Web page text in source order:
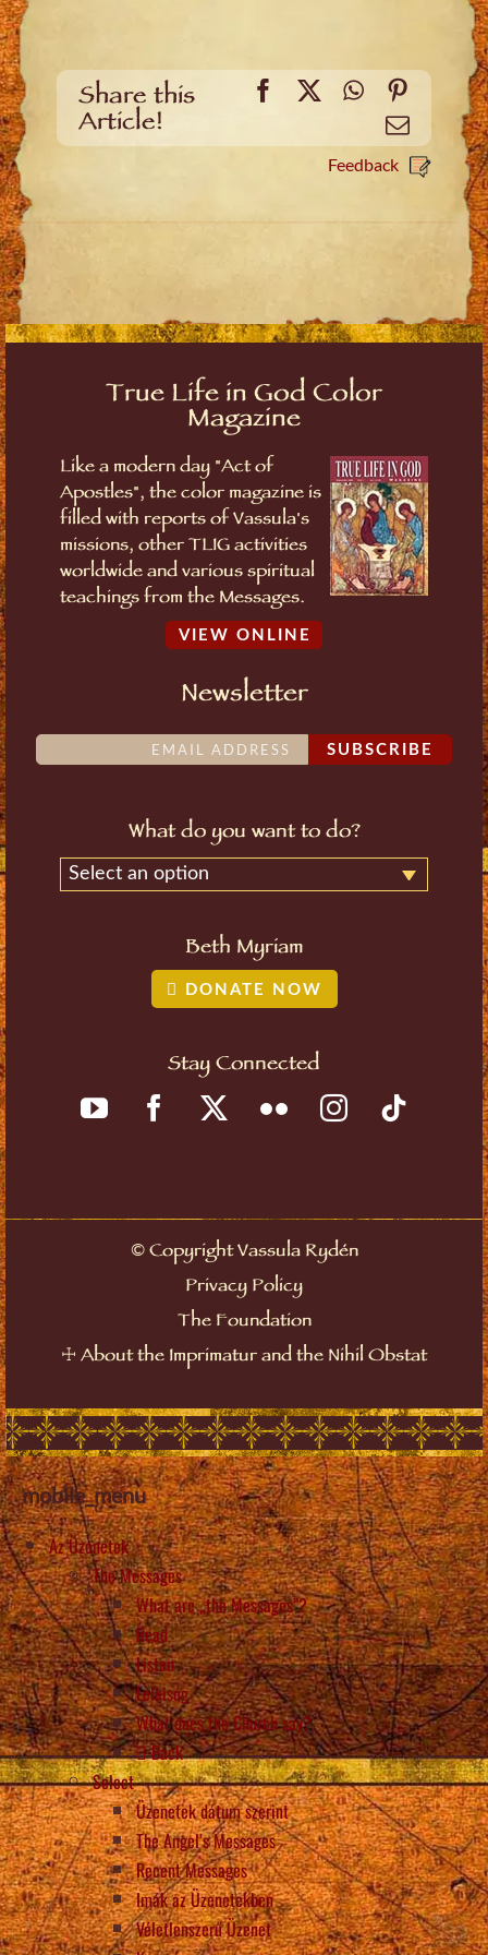
Share this
Article!
Facebook
X WhatsApp
Email
Feedback
True Life in God Color
Magazine
Like a modern day "Act of
Apostles", the color magazine is
filled with reports of Vassula's
missions, other TLIG activities
worldwide and various spiritual
teachings from the Messages.
VIEW ONLINE
Newsletter
SUBSCRIBE
What do you want to do?
Select an option
Beth Myriam
DONATE NOW
Stay Connected
©Copyright Vassula Rydén
Privacy Policy
The Foundation
☩ About the Imprimatur and the Nihil Obstat
mobile_menu
Az Üzenetek
The Messages
What are „the Messages”?
Read
Listen
Lelkiség
What does the Church say?
Back
Select
Üzenetek dátum szerint
The Angel’s Messages
Recent Messages
Imák az Üzenetekben
Véletlenszerű Üzenet